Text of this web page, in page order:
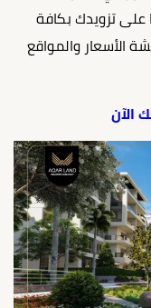
على تزويدك بكافة
الأسعار والمواقع
الآن